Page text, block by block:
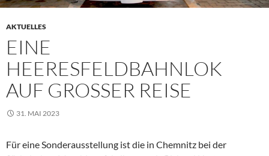
AKTUELLES
EINE
HEERESFELDBAHNLOK
AUF GROSSER REISE
31. MAI 2023
Für eine Sonderausstellung ist die in Chemnitz bei der